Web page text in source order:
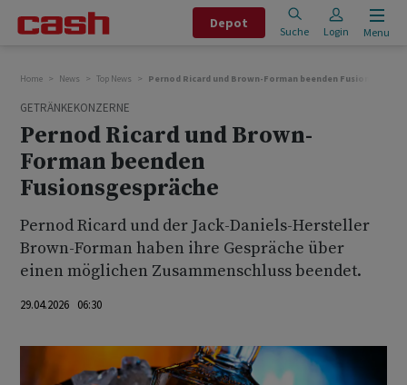
Depot
Suche Login Menu
Home News Top News Pernod Ricard und Brown-Forman beenden
GETRÄNKEKONZERNE
Pernod Ricard und Brown-
Forman beenden
Fusionsgespräche
Pernod Ricard und der Jack-Daniels-Hersteller
Brown-Forman haben ihre Gespräche über
einen möglichen Zusammenschluss beendet.
29.04.2026 06:30